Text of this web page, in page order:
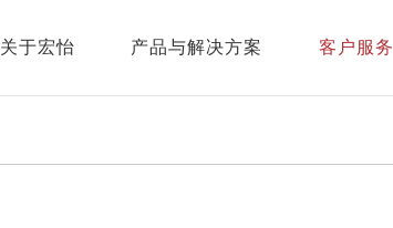
关于宏怡 产品与解决方案 客户服务